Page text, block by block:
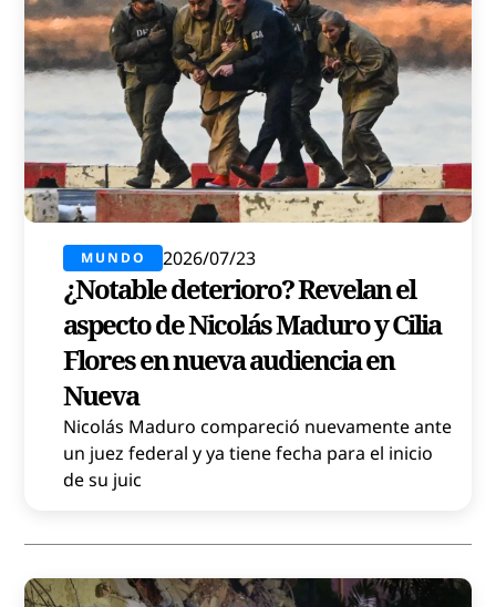
MUNDO 2026/07/23
¿Notable deterioro? Revelan el
aspecto de Nicolás Maduro y Cilia
Flores en nueva audiencia en
Nueva
Nicolás Maduro compareció nuevamente ante
un juez federal y ya tiene fecha para el inicio
de su juic